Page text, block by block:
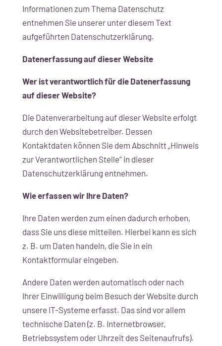
Informationen zum Thema Datenschutz
entnehmen Sie unserer unter diesem Text
aufgeführten Datenschutzerklärung.
Datenerfassung auf dieser Website
Wer ist verantwortlich für die Datenerfassung
auf dieser Website?
Die Datenverarbeitung auf dieser Website erfolgt
durch den Websitebetreiber. Dessen
Kontaktdaten können Sie dem Abschnitt „Hinweis
zur Verantwortlichen Stelle“ in dieser
Datenschutzerklärung entnehmen.
Wie erfassen wir Ihre Daten?
Ihre Daten werden zum einen dadurch erhoben,
dass Sie uns diese mitteilen. Hierbei kann es sich
z. B. um Daten handeln, die Sie in ein
Kontaktformular eingeben.
Andere Daten werden automatisch oder nach
Ihrer Einwilligung beim Besuch der Website durch
unsere IT-Systeme erfasst. Das sind vor allem
technische Daten (z. B. Internetbrowser,
Betriebssystem oder Uhrzeit des Seitenaufrufs).